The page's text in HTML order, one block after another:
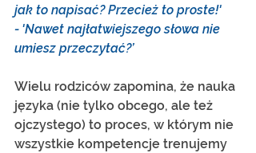
jak to napisać? Przecież to proste!'
- 'Nawet najłatwiejszego słowa nie
umiesz przeczytać?’
Wielu rodziców zapomina, że nauka
języka (nie tylko obcego, ale też
ojczystego) to proces, w którym nie
wszystkie kompetencje trenujemy